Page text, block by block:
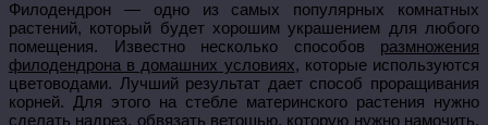
Филодендрон — одно из самых популярных комнатных
растений, который будет хорошим украшением для любого
помещения. Известно несколько способов размножения
филодендрона в домашних условиях, которые используются
цветоводами. Лучший результат дает способ проращивания
корней. Для этого на стебле материнского растения нужно
сделать надрез, обвязать ветошью, которую нужно намочить.